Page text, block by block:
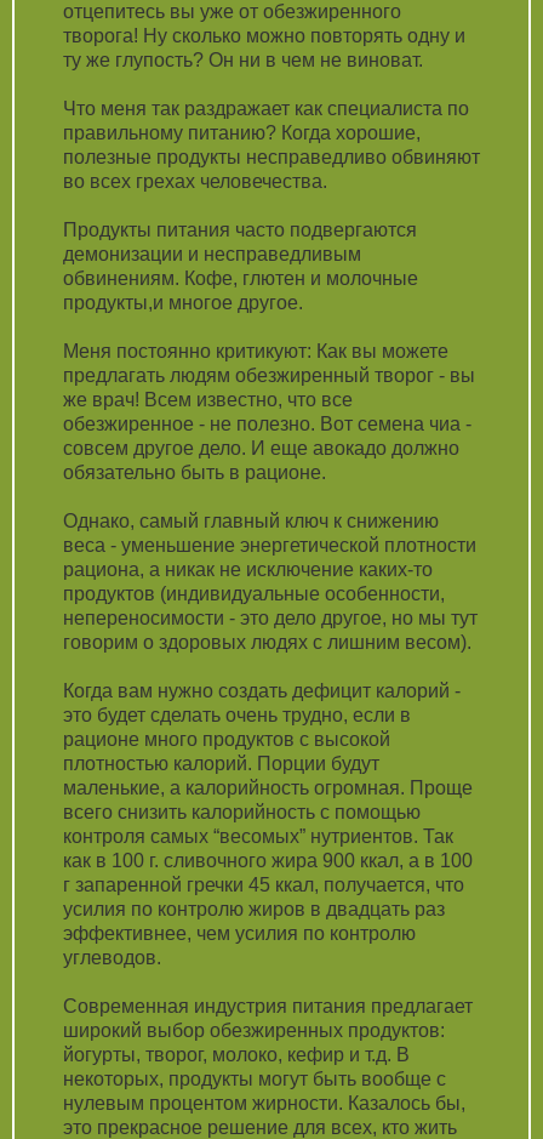
отцепитесь вы уже от обезжиренного
творога! Ну сколько можно повторять одну и
ту же глупость? Он ни в чем не виноват.
Что меня так раздражает как специалиста по
правильному питанию? Когда хорошие,
полезные продукты несправедливо обвиняют
во всех грехах человечества.
Продукты питания часто подвергаются
демонизации и несправедливым
обвинениям. Кофе, глютен и молочные
продукты,и многое другое.
Меня постоянно критикуют: Как вы можете
предлагать людям обезжиренный творог - вы
же врач! Всем известно, что все
обезжиренное - не полезно. Вот семена чиа -
совсем другое дело. И еще авокадо должно
обязательно быть в рационе.
Однако, самый главный ключ к снижению
веса - уменьшение энергетической плотности
рациона, а никак не исключение каких-то
продуктов (индивидуальные особенности,
непереносимости - это дело другое, но мы тут
говорим о здоровых людях с лишним весом).
Когда вам нужно создать дефицит калорий -
это будет сделать очень трудно, если в
рационе много продуктов с высокой
плотностью калорий. Порции будут
маленькие, а калорийность огромная. Проще
всего снизить калорийность с помощью
контроля самых “весомых” нутриентов. Так
как в 100 г. сливочного жира 900 ккал, а в 100
г запаренной гречки 45 ккал, получается, что
усилия по контролю жиров в двадцать раз
эффективнее, чем усилия по контролю
углеводов.
Современная индустрия питания предлагает
широкий выбор обезжиренных продуктов:
йогурты, творог, молоко, кефир и т.д. В
некоторых, продукты могут быть вообще с
нулевым процентом жирности. Казалось бы,
это прекрасное решение для всех, кто жить